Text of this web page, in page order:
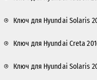
Ключ для Hyundai Solaris
Ключ для Hyundai Creta
Ключ для Hyundai Solaris